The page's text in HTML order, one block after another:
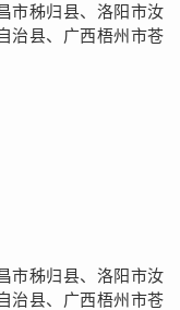
市秭归县、洛阳市汝
治县、广西梧州市苍
市秭归县、洛阳市汝
治县、广西梧州市苍